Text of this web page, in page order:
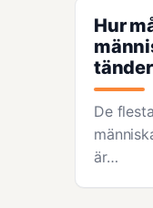
Hur
tänder
De
är…